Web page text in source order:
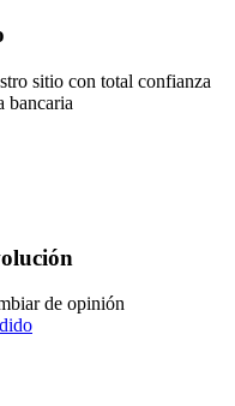
sitio con total confianza
de opinión